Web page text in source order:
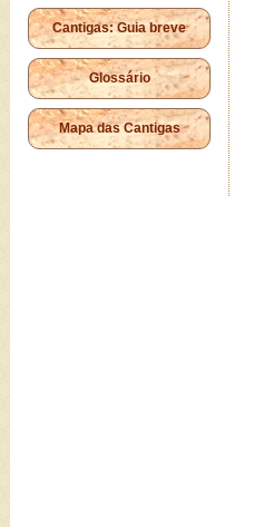
Cantigas: Guia breve
Glossário
Mapa das Cantigas